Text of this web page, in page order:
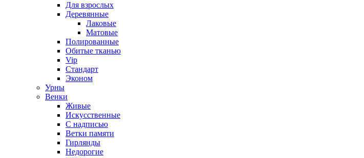
Для взрослых
Деревянные
Лаковые
Матовые
Полированные
Обитые тканью
Vip
Стандарт
Эконом
Урны
Венки
Живые
Искусственные
С надписью
Ветки памяти
Гирлянды
Недорогие